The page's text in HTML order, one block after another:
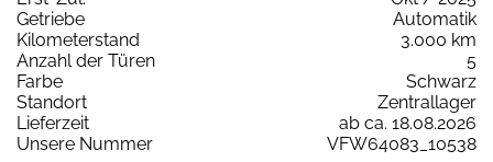
Getriebe
Automatik
Kilometerstand
3.000 km
Anzahl der Türen
5
Farbe
Schwarz
Standort
Zentrallager
Lieferzeit
ab ca. 18.08.2026
Unsere Nummer
VFW64083_10538